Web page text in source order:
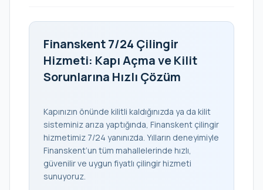
Finanskent 7/24 Çilingir
Hizmeti: Kapı Açma ve Kilit
Sorunlarına Hızlı Çözüm
Kapınızın önünde kilitli kaldığınızda ya da kilit
sisteminiz arıza yaptığında, Finanskent çilingir
hizmetimiz 7/24 yanınızda. Yılların deneyimiyle
Finanskent’un tüm mahallelerinde hızlı,
güvenilir ve uygun fiyatlı çilingir hizmeti
sunuyoruz.